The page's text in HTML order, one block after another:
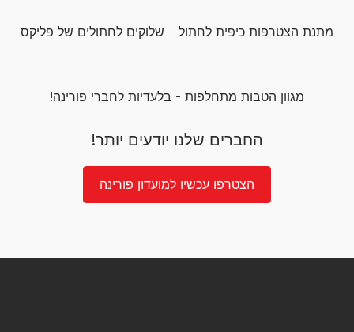
מתנת הצטרפות כיפית לחתול – שלוקים לחתולים של פליקס
מגוון הטבות מתחלפות - בלעדיות לחברי פורינה!
החברים שלנו יודעים יותר!
הצטרפו עכשיו למועדון פורינה